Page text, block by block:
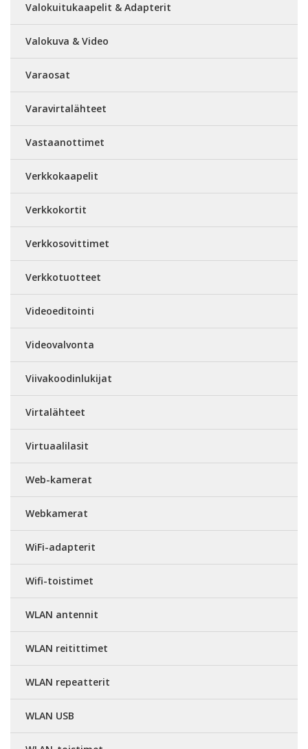
Valokuitukaapelit & Adapterit
Valokuva & Video
Varaosat
Varavirtalähteet
Vastaanottimet
Verkkokaapelit
Verkkokortit
Verkkosovittimet
Verkkotuotteet
Videoeditointi
Videovalvonta
Viivakoodinlukijat
Virtalähteet
Virtuaalilasit
Web-kamerat
Webkamerat
WiFi-adapterit
Wifi-toistimet
WLAN antennit
WLAN reitittimet
WLAN repeatterit
WLAN USB